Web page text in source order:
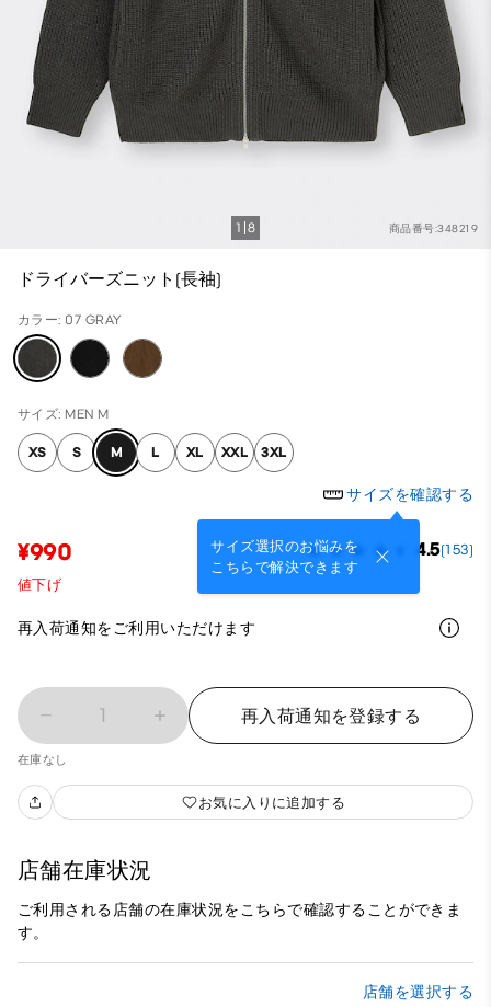
商品番号:348219
1 8
ドライバーズニット(長袖)
カラー: 07 GRAY
サイズ: MEN M
XS S M L XL XXL 3XL
サイズを確認する
サイズ選択のお悩みを
こちらで解決できます
¥990 4.5(153)
値下げ
再入荷通知をご利用いただけます
1 再入荷通知を登録する
在庫なし
お気に入りに追加する
店舗在庫状況
ご利用される店舗の在庫状況をこちらで確認することができま
す。
店舗を選択する